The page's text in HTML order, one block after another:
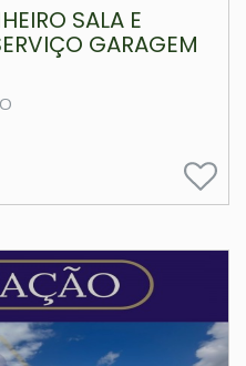
SALA E
GARAGEM